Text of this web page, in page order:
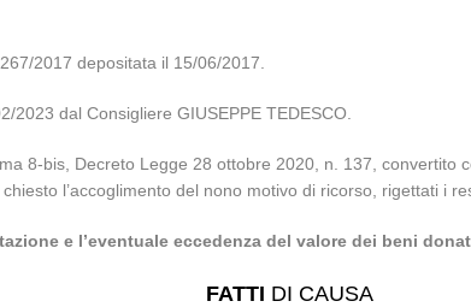
2017 depositata il 15/06/2017.
dal Consigliere GIUSEPPE TEDESCO.
8-bis, Decreto Legge 28 ottobre 2020, n. 137, convertito
l’accoglimento del nono motivo di ricorso, rigettati i
e l’eventuale eccedenza del valore dei beni
FATTI DI CAUSA